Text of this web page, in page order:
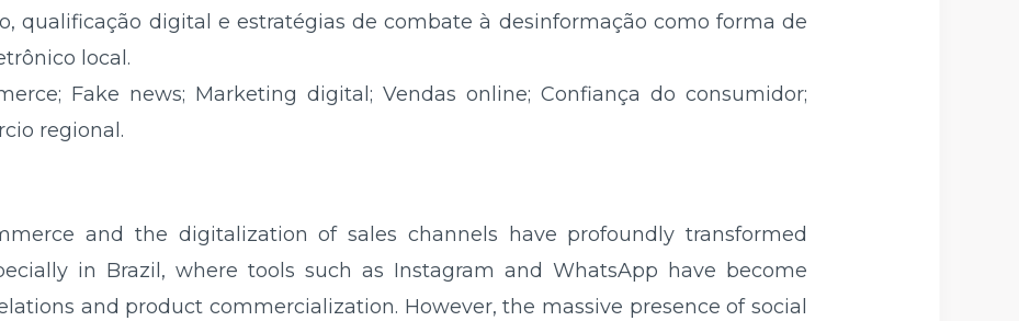
qualificação digital e estratégias de combate à desinformação como forma de
local.
Fake news; Marketing digital; Vendas online; Confiança do consumidor;
regional.
and the digitalization of sales channels have profoundly transformed
in Brazil, where tools such as Instagram and WhatsApp have become
and product commercialization. However, the massive presence of social